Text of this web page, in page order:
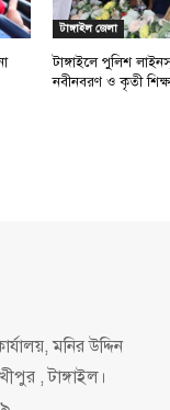
টাঙ্গাইল জেলা
টাঙ্গাইলে পুলিশ
নবীনবরণ ও কৃতী
মনির উদ্দিন
, টাঙ্গাইল।